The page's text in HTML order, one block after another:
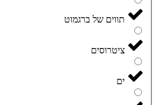
תווים של ברגמוט
ציטרוסים
ים